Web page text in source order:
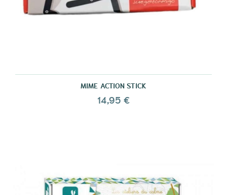
MIME ACTION STICK
14,95 €